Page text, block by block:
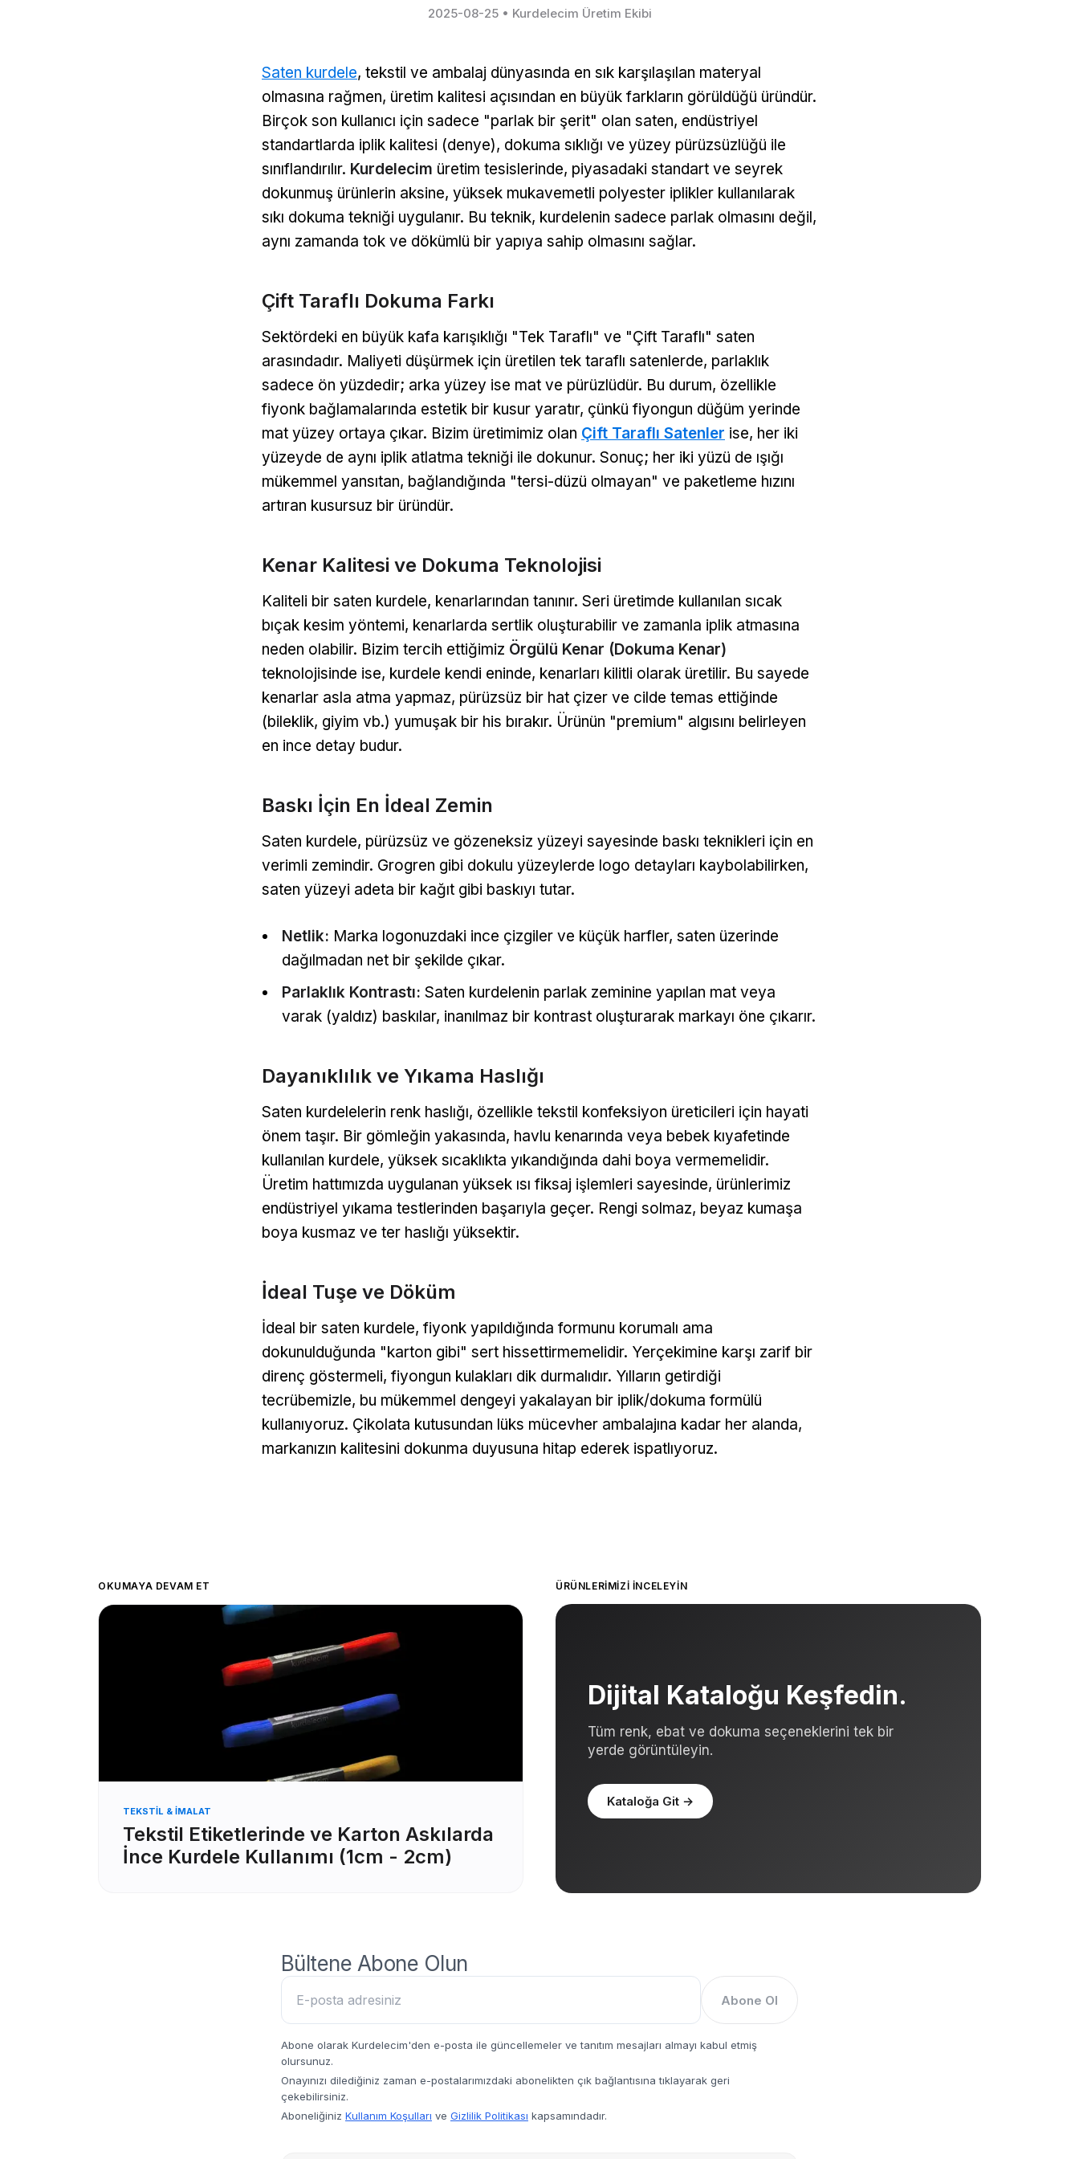
2025-08-25• Kurdelecim Üretim Ekibi
Saten kurdele, tekstil ve ambalaj dünyasında en sık karşılaşılan materyal
olmasına rağmen, üretim kalitesi açısından en büyük farkların görüldüğü üründür.
Birçok son kullanıcı için sadece "parlak bir şerit" olan saten, endüstriyel
standartlarda iplik kalitesi (denye), dokuma sıklığı ve yüzey pürüzsüzlüğü ile
sınıflandırılır. Kurdelecim üretim tesislerinde, piyasadaki standart ve seyrek
dokunmuş ürünlerin aksine, yüksek mukavemetli polyester iplikler kullanılarak
sıkı dokuma tekniği uygulanır. Bu teknik, kurdelenin sadece parlak olmasını değil,
aynı zamanda tok ve dökümlü bir yapıya sahip olmasını sağlar.
Çift Taraflı Dokuma Farkı
Sektördeki en büyük kafa karışıklığı "Tek Taraflı" ve "Çift Taraflı" saten
arasındadır. Maliyeti düşürmek için üretilen tek taraflı satenlerde, parlaklık
sadece ön yüzdedir; arka yüzey ise mat ve pürüzlüdür. Bu durum, özellikle
fiyonk bağlamalarında estetik bir kusur yaratır, çünkü fiyongun düğüm yerinde
mat yüzey ortaya çıkar. Bizim üretimimiz olan Çift Taraflı Satenler ise, her iki
yüzeyde de aynı iplik atlatma tekniği ile dokunur. Sonuç; her iki yüzü de ışığı
mükemmel yansıtan, bağlandığında "tersi-düzü olmayan" ve paketleme hızını
artıran kusursuz bir üründür.
Kenar Kalitesi ve Dokuma Teknolojisi
Kaliteli bir saten kurdele, kenarlarından tanınır. Seri üretimde kullanılan sıcak
bıçak kesim yöntemi, kenarlarda sertlik oluşturabilir ve zamanla iplik atmasına
neden olabilir. Bizim tercih ettiğimiz Örgülü Kenar (Dokuma Kenar)
teknolojisinde ise, kurdele kendi eninde, kenarları kilitli olarak üretilir. Bu sayede
kenarlar asla atma yapmaz, pürüzsüz bir hat çizer ve cilde temas ettiğinde
(bileklik, giyim vb.) yumuşak bir his bırakır. Ürünün "premium" algısını belirleyen
en ince detay budur.
Baskı İçin En İdeal Zemin
Saten kurdele, pürüzsüz ve gözeneksiz yüzeyi sayesinde baskı teknikleri için en
verimli zemindir. Grogren gibi dokulu yüzeylerde logo detayları kaybolabilirken,
saten yüzeyi adeta bir kağıt gibi baskıyı tutar.
Netlik: Marka logonuzdaki ince çizgiler ve küçük harfler, saten üzerinde
dağılmadan net bir şekilde çıkar.
Parlaklık Kontrastı: Saten kurdelenin parlak zeminine yapılan mat veya
varak (yaldız) baskılar, inanılmaz bir kontrast oluşturarak markayı öne çıkarır.
Dayanıklılık ve Yıkama Haslığı
Saten kurdelelerin renk haslığı, özellikle tekstil konfeksiyon üreticileri için hayati
önem taşır. Bir gömleğin yakasında, havlu kenarında veya bebek kıyafetinde
kullanılan kurdele, yüksek sıcaklıkta yıkandığında dahi boya vermemelidir.
Üretim hattımızda uygulanan yüksek ısı fiksaj işlemleri sayesinde, ürünlerimiz
endüstriyel yıkama testlerinden başarıyla geçer. Rengi solmaz, beyaz kumaşa
boya kusmaz ve ter haslığı yüksektir.
İdeal Tuşe ve Döküm
İdeal bir saten kurdele, fiyonk yapıldığında formunu korumalı ama
dokunulduğunda "karton gibi" sert hissettirmemelidir. Yerçekimine karşı zarif bir
direnç göstermeli, fiyongun kulakları dik durmalıdır. Yılların getirdiği
tecrübemizle, bu mükemmel dengeyi yakalayan bir iplik/dokuma formülü
kullanıyoruz. Çikolata kutusundan lüks mücevher ambalajına kadar her alanda,
markanızın kalitesini dokunma duyusuna hitap ederek ispatlıyoruz.
OKUMAYA DEVAM ET
TEKSTIL & İMALAT
Tekstil Etiketlerinde ve Karton Askılarda
İnce Kurdele Kullanımı (1cm - 2cm)
ÜRÜNLERIMIZI İNCELEYIN
Dijital Kataloğu Keşfedin.
Tüm renk, ebat ve dokuma seçeneklerini tek bir
yerde görüntüleyin.
Kataloğa Git →
Bültene Abone Olun
Abone Ol
Abone olarak Kurdelecim'den e-posta ile güncellemeler ve tanıtım mesajları almayı kabul etmiş
olursunuz.
Onayınızı dilediğiniz zaman e-postalarımızdaki abonelikten çık bağlantısına tıklayarak geri
çekebilirsiniz.
Aboneliğiniz Kullanım Koşulları ve Gizlilik Politikası kapsamındadır.